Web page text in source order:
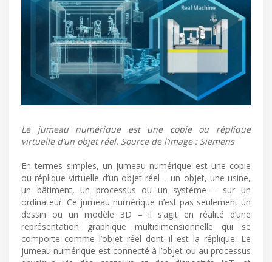
Le jumeau numérique est une copie ou réplique
virtuelle d’un objet réel. Source de l’image : Siemens
En termes simples, un jumeau numérique est une copie
ou réplique virtuelle d’un objet réel – un objet, une usine,
un bâtiment, un processus ou un système – sur un
ordinateur. Ce jumeau numérique n’est pas seulement un
dessin ou un modèle 3D – il s’agit en réalité d’une
représentation graphique multidimensionnelle qui se
comporte comme l’objet réel dont il est la réplique. Le
jumeau numérique est connecté à l’objet ou au processus